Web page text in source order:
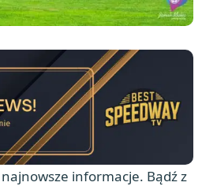
informacje. Bądź z